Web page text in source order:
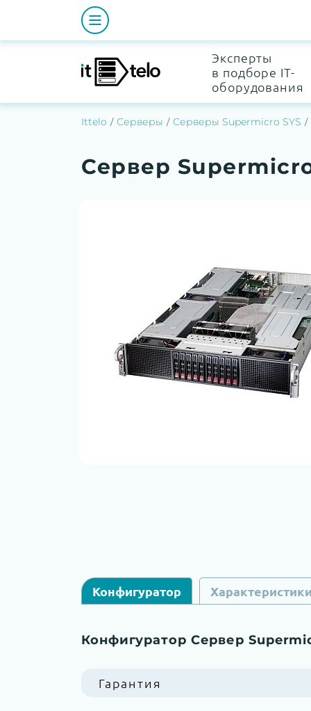
Эксперты
в подборе IT-
оборудования
Ittelo Серверы Серверы Supermicro SYS
Сервер Supermicro
Конфигуратор Характеристики
Конфигуратор Сервер
Гарантия